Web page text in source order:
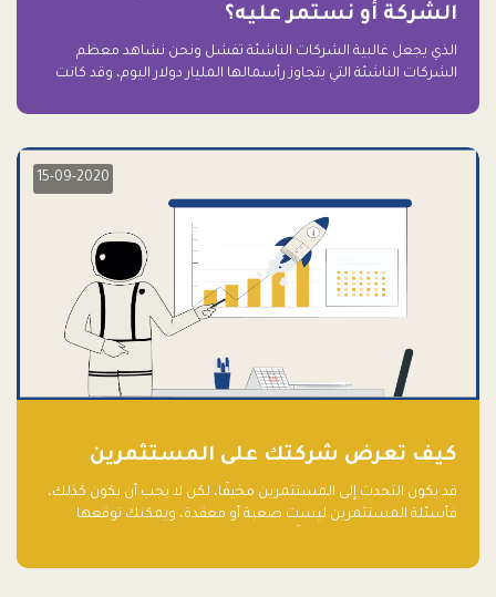
الشركة أو نستمر عليه؟
الذي يجعل غالبية الشركات الناشئة تفشل ونحن نشاهد معظم
الشركات الناشئة التي يتجاوز رأسمالها المليار دولار اليوم، وقد كانت
15-09-2020
كيف تعرض شركتك على المستثمرين
قد يكون التحدث إلى المستثمرين مخيفًا، لكن لا يجب أن يكون كذلك،
فأسئلة المستثمرين ليست صعبة أو معقدة، ويمكنك توقعها